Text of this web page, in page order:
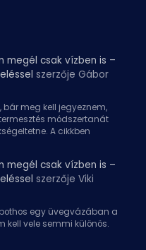
megél csak vízben is –
szerzőjeGábor
bár meg kell jegyeznem,
módszertanát
A cikkben
megél csak vízben is –
szerzőjeViki
egy üvegvázában a
kell vele semmi különös.